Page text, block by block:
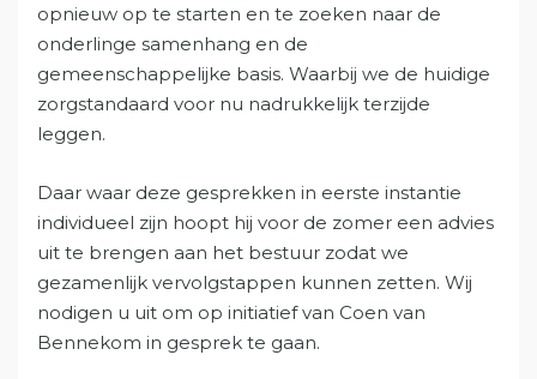
opnieuw op te starten en te zoeken naar de
onderlinge samenhang en de
gemeenschappelijke basis. Waarbij we de huidige
zorgstandaard voor nu nadrukkelijk terzijde
leggen.
Daar waar deze gesprekken in eerste instantie
individueel zijn hoopt hij voor de zomer een advies
uit te brengen aan het bestuur zodat we
gezamenlijk vervolgstappen kunnen zetten. Wij
nodigen u uit om op initiatief van Coen van
Bennekom in gesprek te gaan.